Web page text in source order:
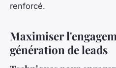
renforcé.
Maximiser
génération de leads